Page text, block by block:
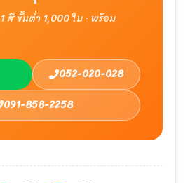
สี ขั้นต่ำ 1,000 ใบ · พร้อม
052-020-028
091-858-2258